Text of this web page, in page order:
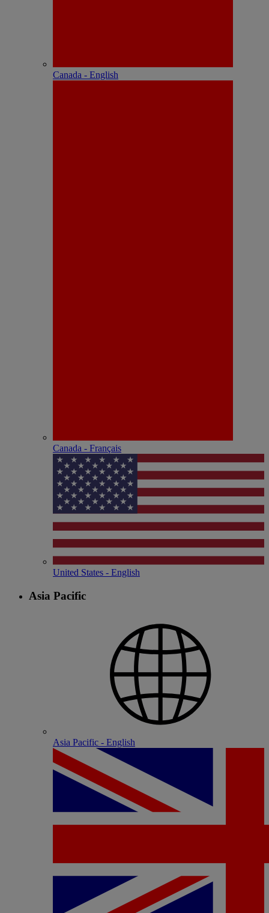
Canada - English
Canada - Français
United States - English
Asia Pacific
Asia Pacific - English